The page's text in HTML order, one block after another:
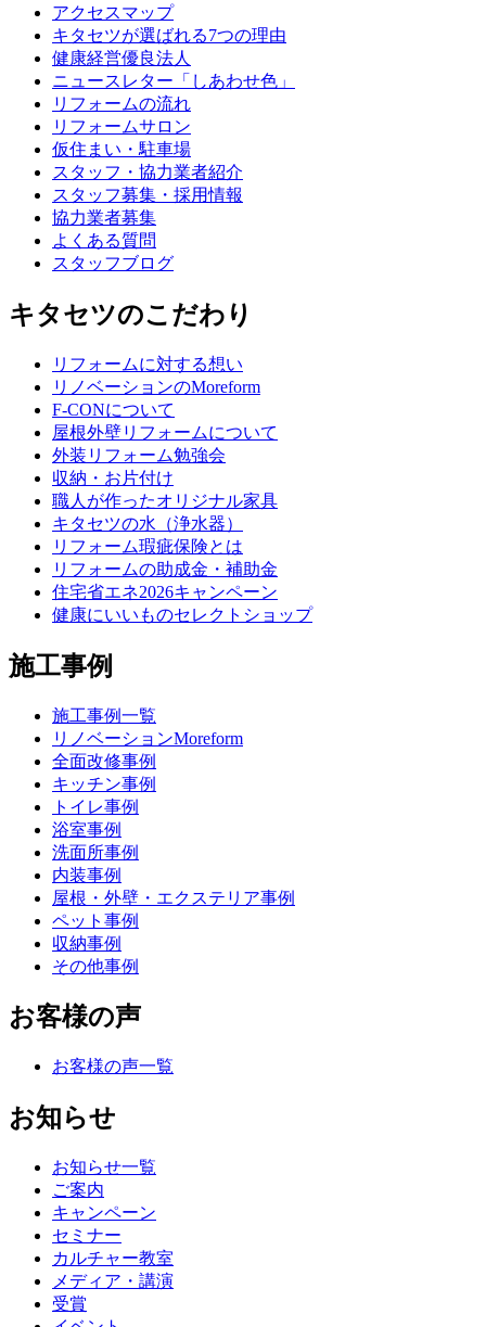
アクセスマップ
キタセツが選ばれる7つの理由
健康経営優良法人
ニュースレター「しあわせ色」
リフォームの流れ
リフォームサロン
仮住まい・駐車場
スタッフ・協力業者紹介
スタッフ募集・採用情報
協力業者募集
よくある質問
スタッフブログ
キタセツのこだわり
リフォームに対する想い
リノベーションのMoreform
F-CONについて
屋根外壁リフォームについて
外装リフォーム勉強会
収納・お片付け
職人が作ったオリジナル家具
キタセツの水（浄水器）
リフォーム瑕疵保険とは
リフォームの助成金・補助金
住宅省エネ2026キャンペーン
健康にいいものセレクトショップ
施工事例
施工事例一覧
リノベーションMoreform
全面改修事例
キッチン事例
トイレ事例
浴室事例
洗面所事例
内装事例
屋根・外壁・エクステリア事例
ペット事例
収納事例
その他事例
お客様の声
お客様の声一覧
お知らせ
お知らせ一覧
ご案内
キャンペーン
セミナー
カルチャー教室
メディア・講演
受賞